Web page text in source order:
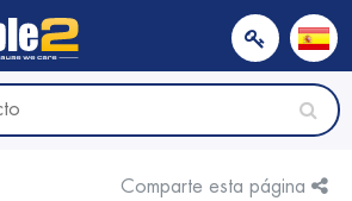
Comparte esta página